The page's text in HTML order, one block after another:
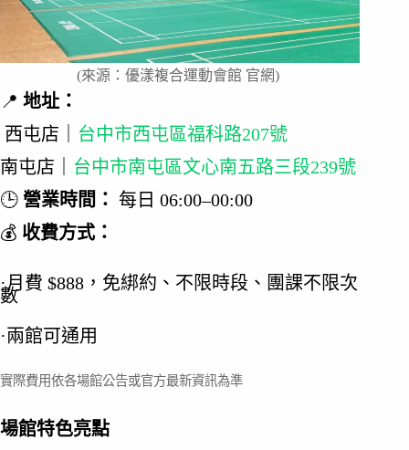
(來源：優漾複合運動會館 官網)
📍 地址：
西屯店｜ 台中市西屯區福科路207號
南屯店｜ 台中市南屯區文心南五路三段239號
🕒 營業時間： 每日 06:00–00:00
💰 收費方式：
·月費 $888，免綁約、不限時段、團課不限次
數
·兩館可通用
實際費用依各場館公告或官方最新資訊為準
場館特色亮點